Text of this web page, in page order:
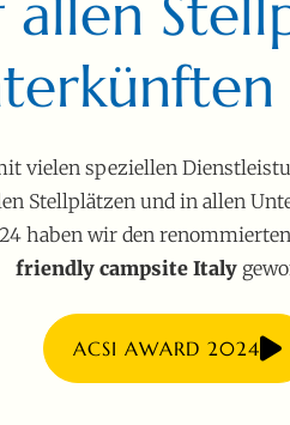
allen
vielen speziellen
Stellplätzen und in allen
haben wir den
friendly campsite Italy
ACSI AWARD 2024